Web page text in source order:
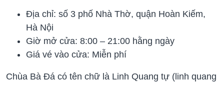
Địa chỉ: số 3 phố Nhà Thờ, quận Hoàn Kiếm,
Hà Nội
Giờ mở cửa: 8:00 – 21:00 hằng ngày
Giá vé vào cửa: Miễn phí
Chùa Bà Đá có tên chữ là Linh Quang tự (linh quang